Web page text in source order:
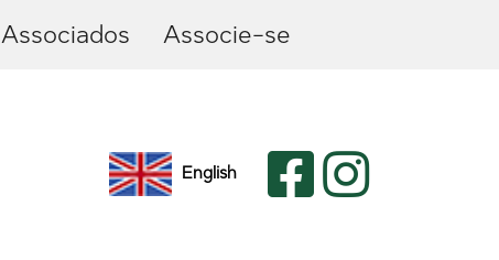
Associados Associe-se
English